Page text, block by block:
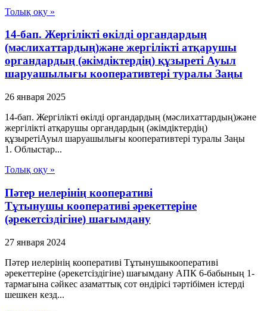
Толық оқу »
14-бап. Жергілікті өкілді органдардың
(мәслихаттардың)және жергілікті атқарушы
органдардың (әкімдіктердің) құзыреті Ауыл
шаруашылығы кооперативтері туралы Заңы
26 января 2025
14-бап. Жергілікті өкілді органдардың (мәслихаттардың)және
жергілікті атқарушы органдардың (әкімдіктердің)
құзыретіАуыл шаруашылығы кооперативтері туралы Заңы
1. Облыстар...
Толық оқу »
Пәтер иелерінің кооперативі
Тұтынушы кооперативі әрекеттеріне
(әрекетсіздігіне) шағымдану
27 января 2024
Пәтер иелерінің кооперативі Тұтынушыкооперативі
әрекеттеріне (әрекетсіздігіне) шағымдану АПК 6-бабының 1-
тармағына сәйкес азаматтық сот өндірісі тәртібімен істерді
шешкен кезд...